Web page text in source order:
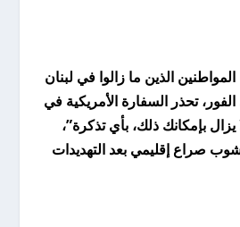
الذين ما زالوا في لبنان
تحذر السفارة الأمريكية في
بإمكانك ذلك، بأي تذكرة”،
صراع إقليمي بعد التهديدات